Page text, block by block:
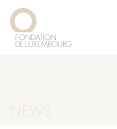
Aller
contenu
principal
NEWS
Panneau de gestion des cookies